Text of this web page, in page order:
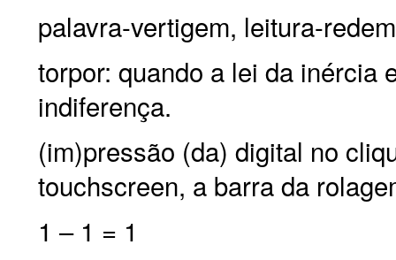
palavra-vertigem, leitura-
torpor: quando a lei da inércia
indiferença.
(im)pressão (da) digital no
touchscreen, a barra da
1 – 1 = 1